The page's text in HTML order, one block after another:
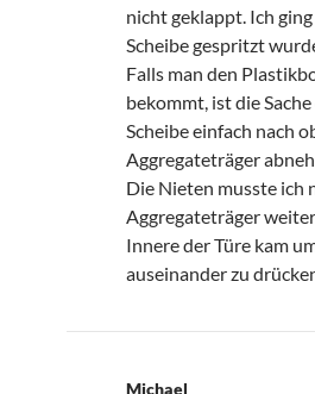
nicht geklappt. Ich
Scheibe gespritzt
Falls man den
bekommt, ist die
Scheibe einfach nach
Aggregateträger
Die Nieten musste ich
Aggregateträger
Innere der Türe kam
auseinander zu
Michael